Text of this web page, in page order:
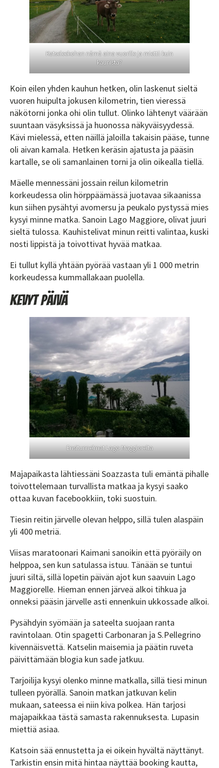
Katseleekohan nämä aina vuorille ja miettii kuin
kaunista?
Koin eilen yhden kauhun hetken, olin laskenut sieltä
vuoren huipulta jokusen kilometrin, tien vieressä
näkötorni jonka ohi olin tullut. Olinko lähtenyt väärään
suuntaan väsyksissä ja huonossa näkyväisyydessä.
Kävi mielessä, etten näillä jaloilla takaisin pääse, tunne
oli aivan kamala. Hetken keräsin ajatusta ja pääsin
kartalle, se oli samanlainen torni ja olin oikealla tiellä.
Mäelle mennessäni jossain reilun kilometrin
korkeudessa olin hörppäämässä juotavaa sikaanissa
kun siihen pysähtyi avomersu ja peukalo pystyssä mies
kysyi minne matka. Sanoin Lago Maggiore, olivat juuri
sieltä tulossa. Kauhistelivat minun reitti valintaa, kuski
nosti lippistä ja toivottivat hyvää matkaa.
Ei tullut kyllä yhtään pyörää vastaan yli 1 000 metrin
korkeudessa kummallakaan puolella.
Kevyt päivä
Ensitunnelmat Lago Maggiorelta
Majapaikasta lähtiessäni Soazzasta tuli emäntä pihalle
toivottelemaan turvallista matkaa ja kysyi saako
ottaa kuvan facebookkiin, toki suostuin.
Tiesin reitin järvelle olevan helppo, sillä tulen alaspäin
yli 400 metriä.
Viisas maratoonari Kaimani sanoikin että pyöräily on
helppoa, sen kun satulassa istuu. Tänään se tuntui
juuri siltä, sillä lopetin päivän ajot kun saavuin Lago
Maggiorelle. Hieman ennen järveä alkoi tihkua ja
onneksi pääsin järvelle asti ennenkuin ukkossade alkoi.
Pysähdyin syömään ja sateelta suojaan ranta
ravintolaan. Otin spagetti Carbonaran ja S.Pellegrino
kivennäisvettä. Katselin maisemia ja päätin ruveta
päivittämään blogia kun sade jatkuu.
Tarjoilija kysyi olenko minne matkalla, sillä tiesi minun
tulleen pyörällä. Sanoin matkan jatkuvan kelin
mukaan, sateessa ei niin kiva polkea. Hän tarjosi
majapaikkaa tästä samasta rakennuksesta. Lupasin
miettiä asiaa.
Katsoin sää ennustetta ja ei oikein hyvältä näyttänyt.
Tarkistin ensin mitä hintaa näyttää booking kautta,